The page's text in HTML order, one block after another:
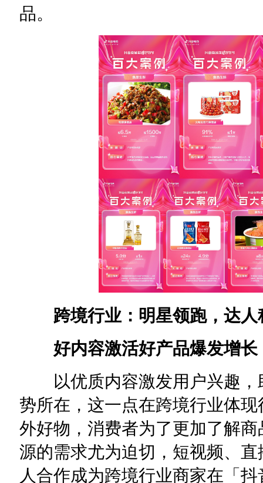
品。
跨境行业：明星领跑，达人
好内容激活好产品爆发增长
以优质内容激发用户兴趣，
势所在，这一点在跨境行业体
外好物，消费者为了更加了解
源的需求尤为迫切，短视频、
人合作成为跨境行业商家在「